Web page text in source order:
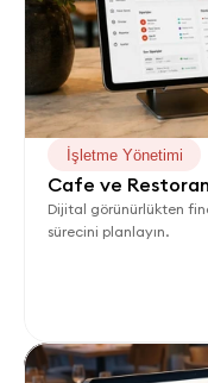
İşletme Yönetimi
Cafe ve
Dijital görünürlükten
sürecini planlayın.